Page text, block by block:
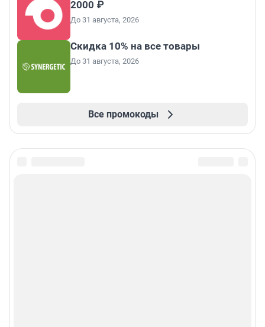
2000 ₽
До 31 августа, 2026
Скидка 10% на все товары
До 31 августа, 2026
Все промокоды